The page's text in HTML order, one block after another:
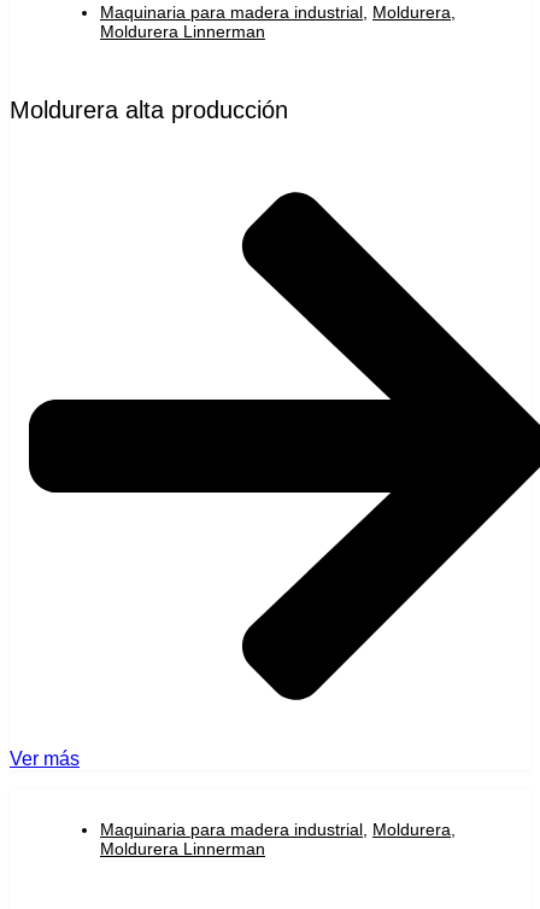
Maquinaria para madera industrial Moldurera
Moldurera Linnerman
Moldurera alta producción
Ver más
Maquinaria para madera industrial, Moldurera,
Moldurera Linnerman